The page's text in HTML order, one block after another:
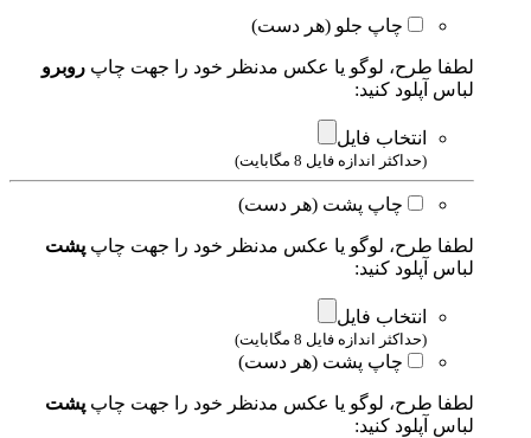
چاپ جلو (هر دست)
لطفا طرح، لوگو یا عکس مدنظر خود را جهت چاپ روبرو
لباس آپلود کنید:
انتخاب فایل
(حداکثر اندازه فایل 8 مگابایت)
چاپ پشت (هر دست)
لطفا طرح، لوگو یا عکس مدنظر خود را جهت چاپ پشت
لباس آپلود کنید:
انتخاب فایل
(حداکثر اندازه فایل 8 مگابایت)
چاپ پشت (هر دست)
لطفا طرح، لوگو یا عکس مدنظر خود را جهت چاپ پشت
لباس آپلود کنید: